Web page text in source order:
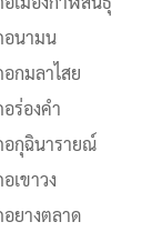
อนามน
อกมลาไสย
อร่องคำ
อกุฉินารายณ์
เขาวง
อยางตลาด